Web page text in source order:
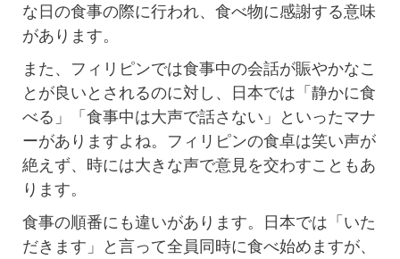
な日の食事の際に行われ、食べ物に感謝する意味
があります。
また、フィリピンでは食事中の会話が賑やかなこ
とが良いとされるのに対し、日本では「静かに食
べる」「食事中は大声で話さない」といったマナ
ーがありますよね。フィリピンの食卓は笑い声が
絶えず、時には大きな声で意見を交わすこともあ
ります。
食事の順番にも違いがあります。日本では「いた
だきます」と言って全員同時に食べ始めますが、